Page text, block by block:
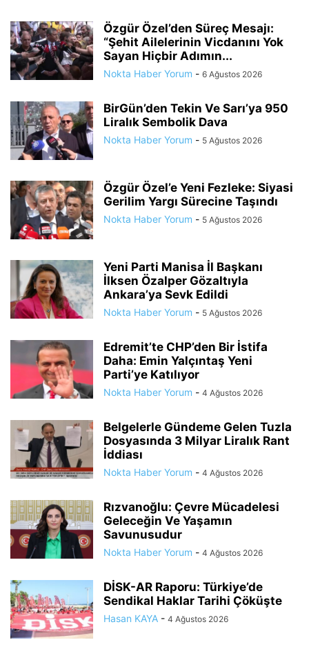
Özgür Özel’den Süreç Mesajı:
“Şehit Ailelerinin Vicdanını Yok
Sayan Hiçbir Adımın...
Nokta Haber Yorum - 6 Ağustos 2026
BirGün’den Tekin Ve Sarı’ya 950
Liralık Sembolik Dava
Nokta Haber Yorum - 5 Ağustos 2026
Özgür Özel’e Yeni Fezleke: Siyasi
Gerilim Yargı Sürecine Taşındı
Nokta Haber Yorum - 5 Ağustos 2026
Yeni Parti Manisa İl Başkanı
İlksen Özalper Gözaltıyla
Ankara’ya Sevk Edildi
Nokta Haber Yorum - 5 Ağustos 2026
Edremit’te CHP’den Bir İstifa
Daha: Emin Yalçıntaş Yeni
Parti’ye Katılıyor
Nokta Haber Yorum - 4 Ağustos 2026
Belgelerle Gündeme Gelen Tuzla
Dosyasında 3 Milyar Liralık Rant
İddiası
Nokta Haber Yorum - 4 Ağustos 2026
Rızvanoğlu: Çevre Mücadelesi
Geleceğin Ve Yaşamın
Savunusudur
Nokta Haber Yorum - 4 Ağustos 2026
DİSK-AR Raporu: Türkiye’de
Sendikal Haklar Tarihi Çöküşte
Hasan KAYA - 4 Ağustos 2026